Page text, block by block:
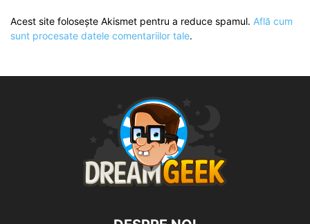
Acest site folosește Akismet pentru a reduce spamul. Află cum
sunt procesate datele comentariilor tale.